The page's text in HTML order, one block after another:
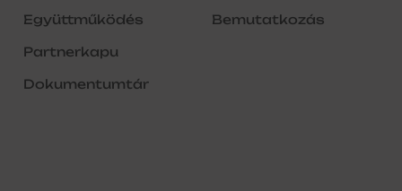
Együttműködés
Partnerkapu
Dokumentumtár
Bemutatkozás